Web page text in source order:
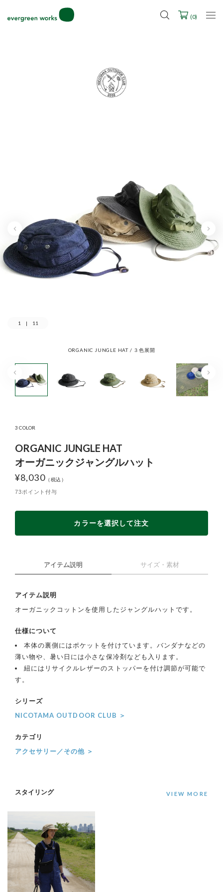
2027年ご入学用ランドセル受注会スケジュール
(0)
ORGANIC JUNGLE HAT / ３色展開
1 | 11
3 COLOR
ORGANIC JUNGLE HAT
オーガニックジャングルハット
¥8,030
73ポイント付与
カラーを選択して注文
アイテム説明 サイズ・素材
アイテム説明
オーガニックコットンを使用したジャングルハットです。
仕様について
本体の裏側にはポケットを付けています。バンダナなどの
薄い物や、暑い日には小さな保冷剤なども入ります。
紐にはリサイクルレザーのストッパーを付け調節が可能で
す。
シリーズ
NICOTAMA OUTDOOR CLUB ＞
カテゴリ
アクセサリー／その他 ＞
スタイリング